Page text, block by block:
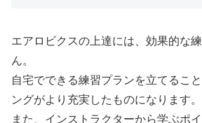
エアロビクスの上達には、効果的な
ん。
自宅でできる練習プランを立てるこ
ングがより充実したものになります。
また、インストラクターから学ぶポ